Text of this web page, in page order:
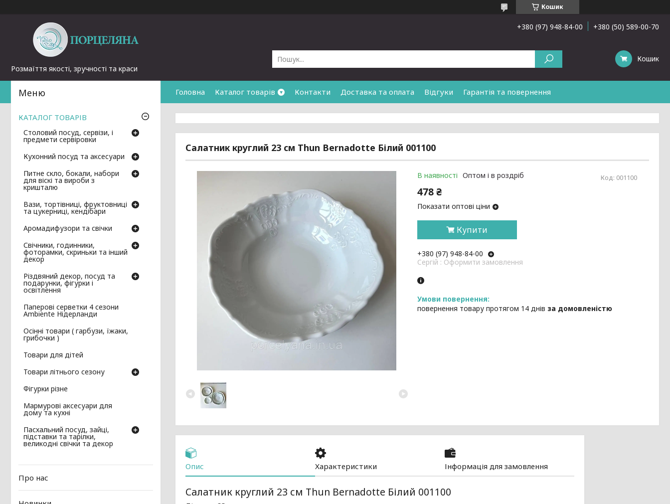
Кошик
Розмаїття якості, зручності та краси
+380 (97) 948-84-00 +380 (50) 589-00-70
Кошик
Головна Каталог товарів Контакти Доставка та оплата Відгуки Гарантія та повернення
Салатник круглий 23 см Thun Bernadotte Білий 001100
В наявності Оптом і в роздріб Код: 001100
478 ₴
Показати оптові ціни
Купити
+380 (97) 948-84-00
Cергій : Оформити замовлення
повернення товару протягом 14 днів за домовленістю
Опис Характеристики Інформація для замовлення
Салатник круглий 23 см Thun Bernadotte Білий 001100
КАТАЛОГ ТОВАРІВ
Столовий посуд, сервізи, і
предмети сервіровки
Кухонний посуд та аксесуари
Питне скло, бокали, набори
для віскі та вироби з
кришталю
Вази, тортівниці, фруктовниці
та цукерниці, кендібари
Аромадифузори та свічки
Свічники, годинники,
фоторамки, скриньки та інший
декор
Різдвяний декор, посуд та
подарунки, фігурки і
освітлення
Паперові серветки 4 сезони
Ambiente Нідерланди
Осінні товари ( гарбузи, їжаки,
грибочки )
Товари для дітей
Товари літнього сезону
Фігурки різне
Мармурові аксесуари для
дому та кухні
Пасхальний посуд, зайці,
підставки та тарілки,
великодні свічки та декор
Про нас